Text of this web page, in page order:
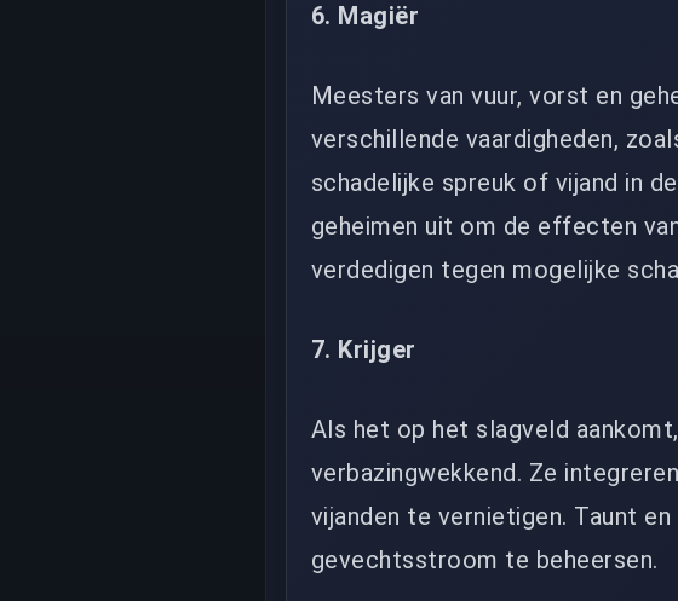
6. Magiër
Meesters van vuur, vorst en
verschillende vaardigheden,
schadelijke spreuk of vijand in
geheimen uit om de effecten
verdedigen tegen mogelijke
7. Krijger
Als het op het slagveld
verbazingwekkend. Ze
vijanden te vernietigen. Taunt
gevechtsstroom te beheersen.